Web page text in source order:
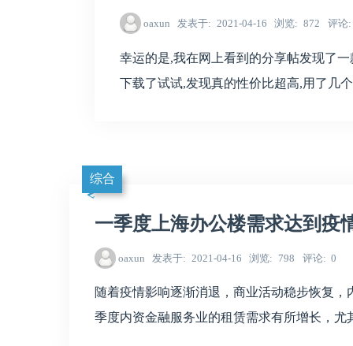
oaxun 发表于 2021-04-16 浏览 872 评论
幸运的是,我在网上看到的分享帖发现了
下载了试试,发现真的性价比超高,用了几
综合
一季度上海办公楼需求达到疫
oaxun 发表于 2021-04-16 浏览 798 评论 0
随着疫情影响逐渐消退，商业活动稳步恢复
季度内资金融服务业的租赁需求有所增长，